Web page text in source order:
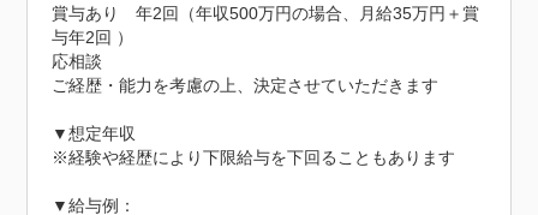
賞与あり　年2回（年収500万円の場合、月給35万円＋賞
与年2回 ）
応相談
ご経歴・能力を考慮の上、決定させていただきます
▼想定年収
※経験や経歴により下限給与を下回ることもあります
▼給与例：